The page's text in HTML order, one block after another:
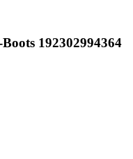
192302994364